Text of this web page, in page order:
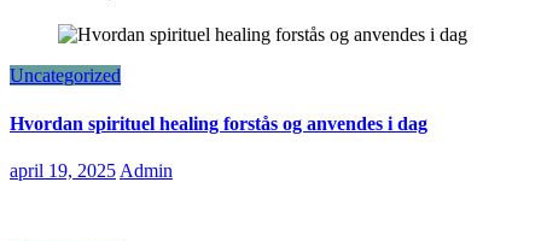
Uncategorized
Hvordan spirituel healing forstås og anvendes i dag
april 19, 2025 Admin